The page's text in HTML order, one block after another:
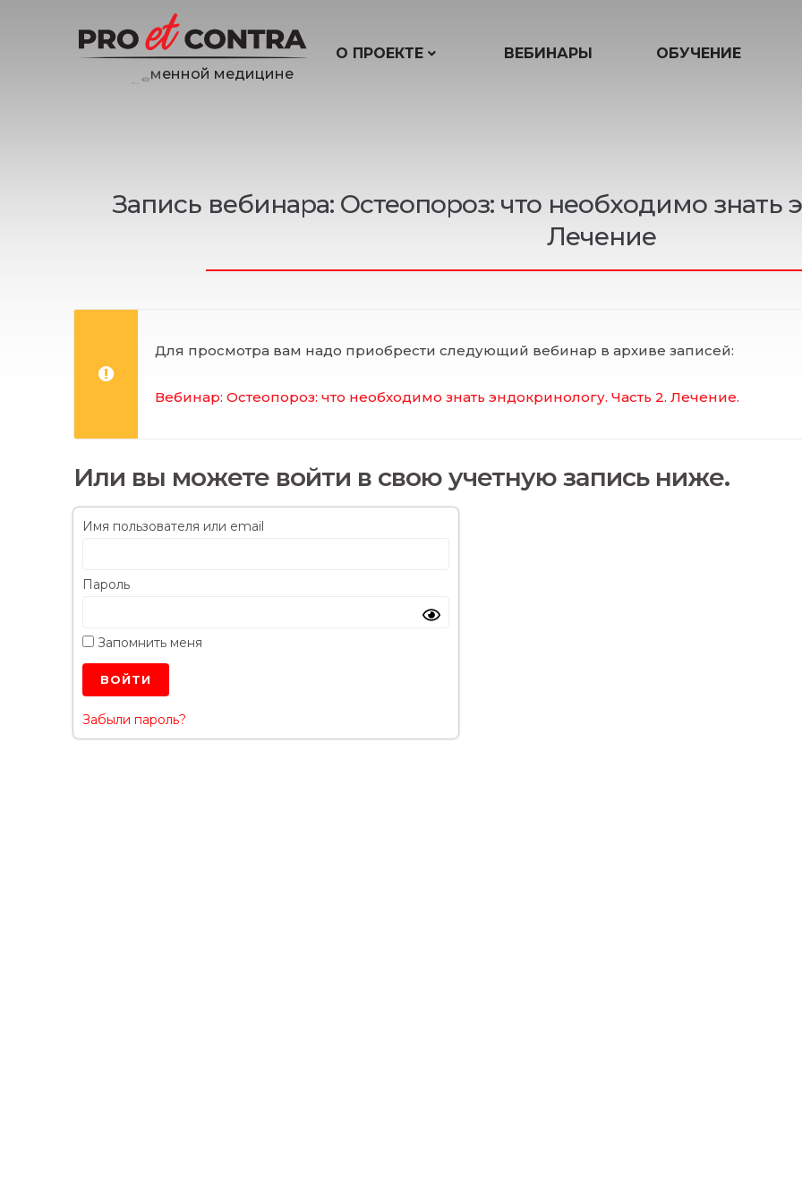
д и цине
О ПРОЕКТЕ ВЕБИНАРЫ ОБУЧЕНИЕ
Запись вебинара: Остеопороз: что необходимо знать
Лечение
Для просмотра вам надо приобрести следующий вебинар в архиве записей:
Вебинар: Остеопороз: что необходимо знать эндокринологу. Часть 2. Лечение.
Или вы можете войти в свою учетную запись ниже.
Имя пользователя или email
Пароль
Запомнить меня
Забыли пароль?